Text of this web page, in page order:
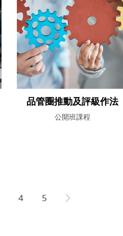
品管圈推動及評級作法
公開班課程
4 5